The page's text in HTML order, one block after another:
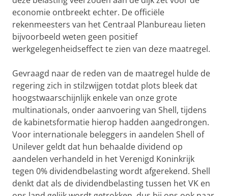
economie ontbreekt echter. De officiële
rekenmeesters van het Centraal Planbureau lieten
bijvoorbeeld weten geen positief
werkgelegenheidseffect te zien van deze maatregel.
Gevraagd naar de reden van de maatregel hulde de
regering zich in stilzwijgen totdat plots bleek dat
hoogstwaarschijnlijk enkele van onze grote
multinationals, onder aanvoering van Shell, tijdens
de kabinetsformatie hierop hadden aangedrongen.
Voor internationale beleggers in aandelen Shell of
Unilever geldt dat hun behaalde dividend op
aandelen verhandeld in het Verenigd Koninkrijk
tegen 0% dividendbelasting wordt afgerekend. Shell
denkt dat als de dividendbelasting tussen het VK en